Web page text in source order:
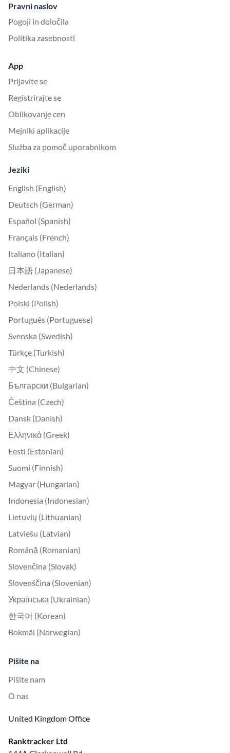
Pravni naslov
Pogoji in določila
Politika zasebnosti
App
Prijavite se
Registrirajte se
Oblikovanje cen
Mejniki aplikacije
Služba za pomoč uporabnikom
Jeziki
English (English)
Deutsch (German)
Español (Spanish)
Français (French)
Italiano (Italian)
日本語 (Japanese)
Nederlands (Nederlands)
Polski (Polish)
Português (Portuguese)
Svenska (Swedish)
Türkçe (Turkish)
中文 (Chinese)
Български (Bulgarian)
Čeština (Czech)
Dansk (Danish)
Ελληνικά (Greek)
Eesti (Estonian)
Suomi (Finnish)
Magyar (Hungarian)
Indonesia (Indonesian)
Lietuvių (Lithuanian)
Latviešu (Latvian)
Română (Romanian)
Slovenčina (Slovak)
Slovenščina (Slovenian)
Українська (Ukrainian)
한국어 (Korean)
Bokmål (Norwegian)
Pišite na
Pišite nam
O nas
United Kingdom Office
Ranktracker Ltd